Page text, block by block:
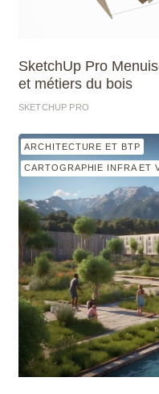
SketchUp Pro
et métiers du bois
SKETCHUP PRO
ARCHITECTURE ET BTP
CARTOGRAPHIE INFRA ET